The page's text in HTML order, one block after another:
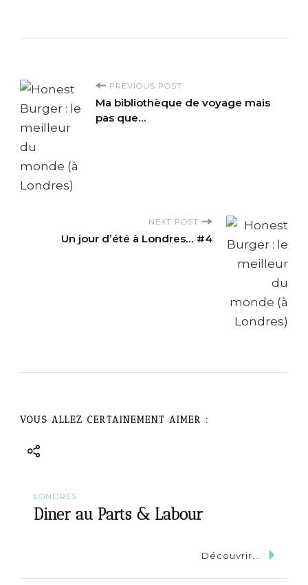
P
o
s
t
a
t
n
PREVIOUS POST
Ma bibliothèque de voyage mais
pas que…
NEXT POST
Un jour d’été à Londres… #4
VOUS ALLEZ CERTAINEMENT AIMER :
LONDRES
Diner au Parts & Labour
Découvrir...